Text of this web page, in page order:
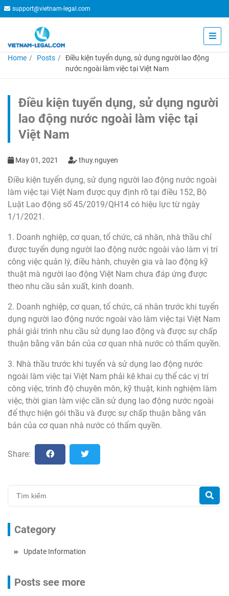
support@vietnam-legal.com
Home Posts
Điều kiện tuyển dụng, sử dụng người lao động
nước ngoài làm việc tại Việt Nam
Điều kiện tuyển dụng, sử dụng người
lao động nước ngoài làm việc tại
Việt Nam
May 01, 2021 thuy.nguyen
Điều kiện tuyển dụng, sử dụng người lao động nước ngoài
làm việc tại Việt Nam được quy định rõ tại điều 152, Bộ
Luật Lao động số 45/2019/QH14 có hiệu lực từ ngày
1/1/2021.
1. Doanh nghiệp, cơ quan, tổ chức, cá nhân, nhà thầu chỉ
được tuyển dụng người lao động nước ngoài vào làm vị trí
công việc quản lý, điều hành, chuyên gia và lao động kỹ
thuật mà người lao động Việt Nam chưa đáp ứng được
theo nhu cầu sản xuất, kinh doanh.
2. Doanh nghiệp, cơ quan, tổ chức, cá nhân trước khi tuyển
dụng người lao động nước ngoài vào làm việc tại Việt Nam
phải giải trình nhu cầu sử dụng lao động và được sự chấp
thuận bằng văn bản của cơ quan nhà nước có thẩm quyền.
3. Nhà thầu trước khi tuyển và sử dụng lao động nước
ngoài làm việc tại Việt Nam phải kê khai cụ thể các vị trí
công việc, trình độ chuyên môn, kỹ thuật, kinh nghiệm làm
việc, thời gian làm việc cần sử dụng lao động nước ngoài
để thực hiện gói thầu và được sự chấp thuận bằng văn
bản của cơ quan nhà nước có thẩm quyền.
Share:
Category
Update Information
Posts see more